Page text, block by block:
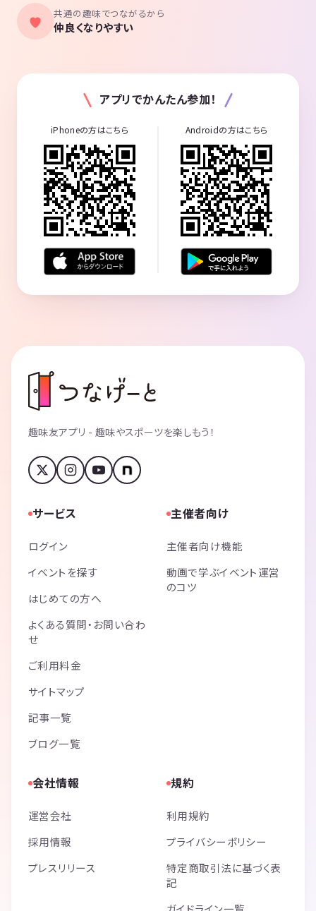
共通の趣味でつながるから
仲良くなりやすい
アプリでかんたん参加！
iPhoneの方はこちら Androidの方はこちら
趣味友アプリ - 趣味やスポーツを楽しもう！
サービス
ログイン
イベントを探す
はじめての方へ
よくある質問・お問い合わ
せ
ご利用料金
サイトマップ
記事一覧
ブログ一覧
主催者向け
主催者向け機能
動画で学ぶイベント運営
のコツ
会社情報
運営会社
採用情報
プレスリリース
規約
利用規約
プライバシーポリシー
特定商取引法に基づく表
記